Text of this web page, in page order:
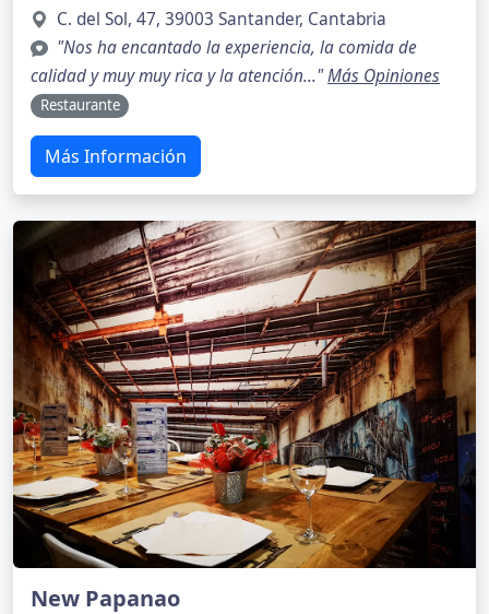
C. del Sol, 47, 39003 Santander, Cantabria
"Nos ha encantado la experiencia, la comida de
calidad y muy muy rica y la atención..."Más Opiniones
Restaurante
Más Información
New Papanao